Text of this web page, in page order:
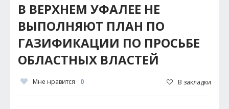
В ВЕРХНЕМ УФАЛЕЕ НЕ
ВЫПОЛНЯЮТ ПЛАН ПО
ГАЗИФИКАЦИИ ПО ПРОСЬБЕ
ОБЛАСТНЫХ ВЛАСТЕЙ
Мне нравится 0 В закладки